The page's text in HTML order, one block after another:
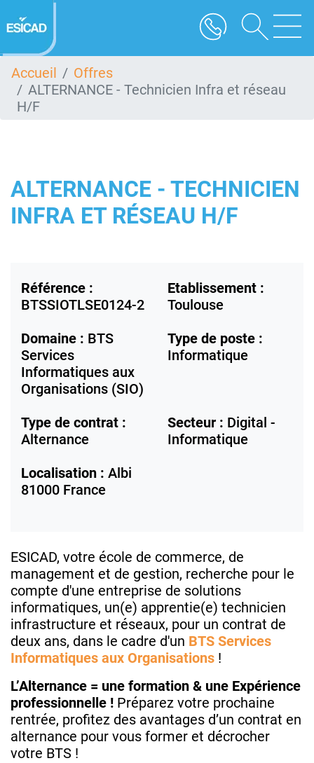
au
contenu
Accueil
Offres
ALTERNANCE - Technicien Infra et réseau
H/F
ALTERNANCE - TECHNICIEN
INFRA ET RÉSEAU H/F
Référence :
BTSSIOTLSE0124-2
Etablissement :
Toulouse
Domaine : BTS
Services
Informatiques aux
Organisations (SIO)
Type de poste :
Informatique
Type de contrat :
Alternance
Secteur : Digital -
Informatique
Localisation : Albi
81000 France
ESICAD, votre école de commerce, de
management et de gestion, recherche pour le
compte d'une entreprise de solutions
informatiques, un(e) apprentie(e) technicien
infrastructure et réseaux, pour un contrat de
deux ans, dans le cadre d'un BTS Services
Informatiques aux Organisations !
L’Alternance = une formation & une Expérience
professionnelle ! Préparez votre prochaine
rentrée, profitez des avantages d’un contrat en
alternance pour vous former et décrocher
votre BTS !